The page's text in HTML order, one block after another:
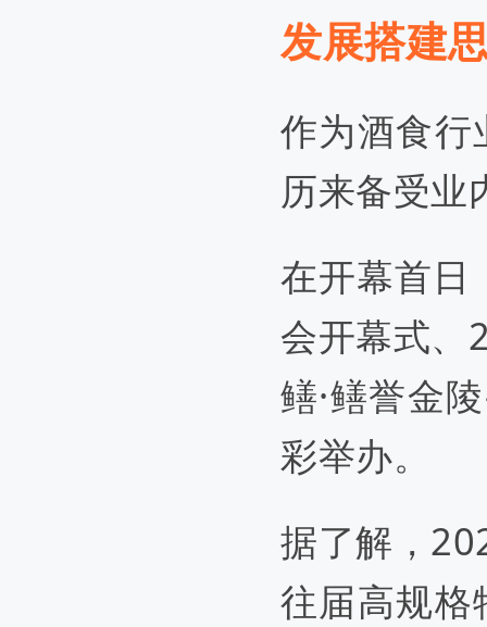
发展搭建
作为酒食行
历来备受业
在开幕首日
会开幕式、
鳝·鳝誉金
彩举办。
据了解，
往届高规格